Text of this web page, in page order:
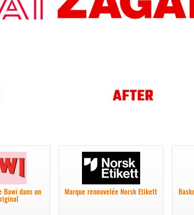
Bawi dans un Marque renouvelée Norsk Etikett